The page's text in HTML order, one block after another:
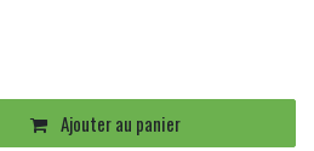
Ajouter au panier